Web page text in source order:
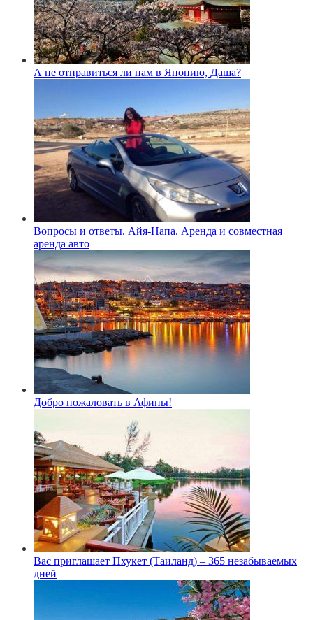
А не отправиться ли нам в Японию, Даша?
Вопросы и ответы. Айя-Напа. Аренда и совместная
аренда авто
Добро пожаловать в Афины!
Вас приглашает Пхукет (Таиланд) – 365 незабываемых
дней